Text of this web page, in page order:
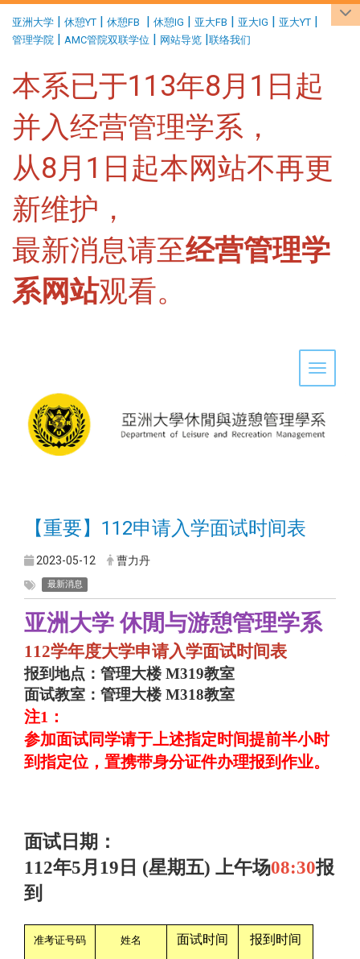
亚洲大学 | 休憩YT | 休憩FB | 休憩IG | 亚大FB | 亚大IG | 亚大YT |
管理学院 | AMC管院双联学位 | 网站导览 |联络我们
本系已于113年8月1日起
并入经营管理学系，
从8月1日起本网站不再更
新维护，
最新消息请至经营管理学
系网站观看。
Toggle
【重要】112申请入学面试时间表
2023-05-12 曹力丹
最新消息
亚洲大学 休閒与游憩管理学系
112学年度大学申请入学面试时间表
报到地点：管理大楼 M319教室
面试教室：管理大楼 M318教室
注1 ：
参加面试同学请于上述指定时间提前半小时
到指定位，置携带身分证件办理报到作业。
面试日期：
112年5月19日 (星期五) 上午场08:30报
到
准考证号码 姓名 面试时间 报到时间